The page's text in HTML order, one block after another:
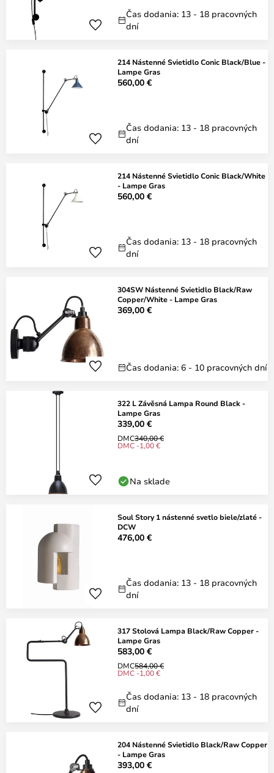
Čas dodania: 13 - 18 pracovných
dní
214 Nástenné Svietidlo Conic Black/Blue -
Lampe Gras
560,00 €
Čas dodania: 13 - 18 pracovných
dní
214 Nástenné Svietidlo Conic Black/White
- Lampe Gras
560,00 €
Čas dodania: 13 - 18 pracovných
dní
304SW Nástenné Svietidlo Black/Raw
Copper/White - Lampe Gras
369,00 €
Čas dodania: 6 - 10 pracovných dní
322 L Závěsná Lampa Round Black -
Lampe Gras
339,00 €
DMC340,00 €
DMC -1,00 €
Na sklade
Soul Story 1 nástenné svetlo biele/zlaté -
DCW
476,00 €
Čas dodania: 13 - 18 pracovných
dní
317 Stolová Lampa Black/Raw Copper -
Lampe Gras
583,00 €
DMC584,00 €
DMC -1,00 €
Čas dodania: 13 - 18 pracovných
dní
204 Nástenné Svietidlo Black/Raw Copper
- Lampe Gras
393,00 €